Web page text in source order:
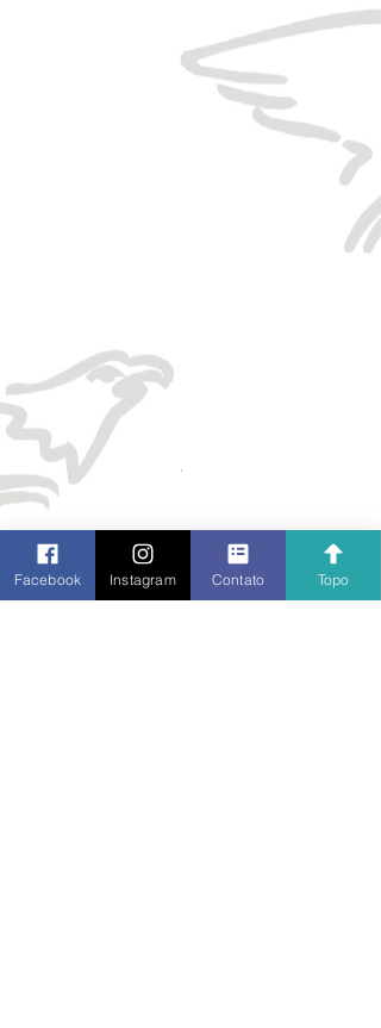
Facebook Instagram Contato Topo